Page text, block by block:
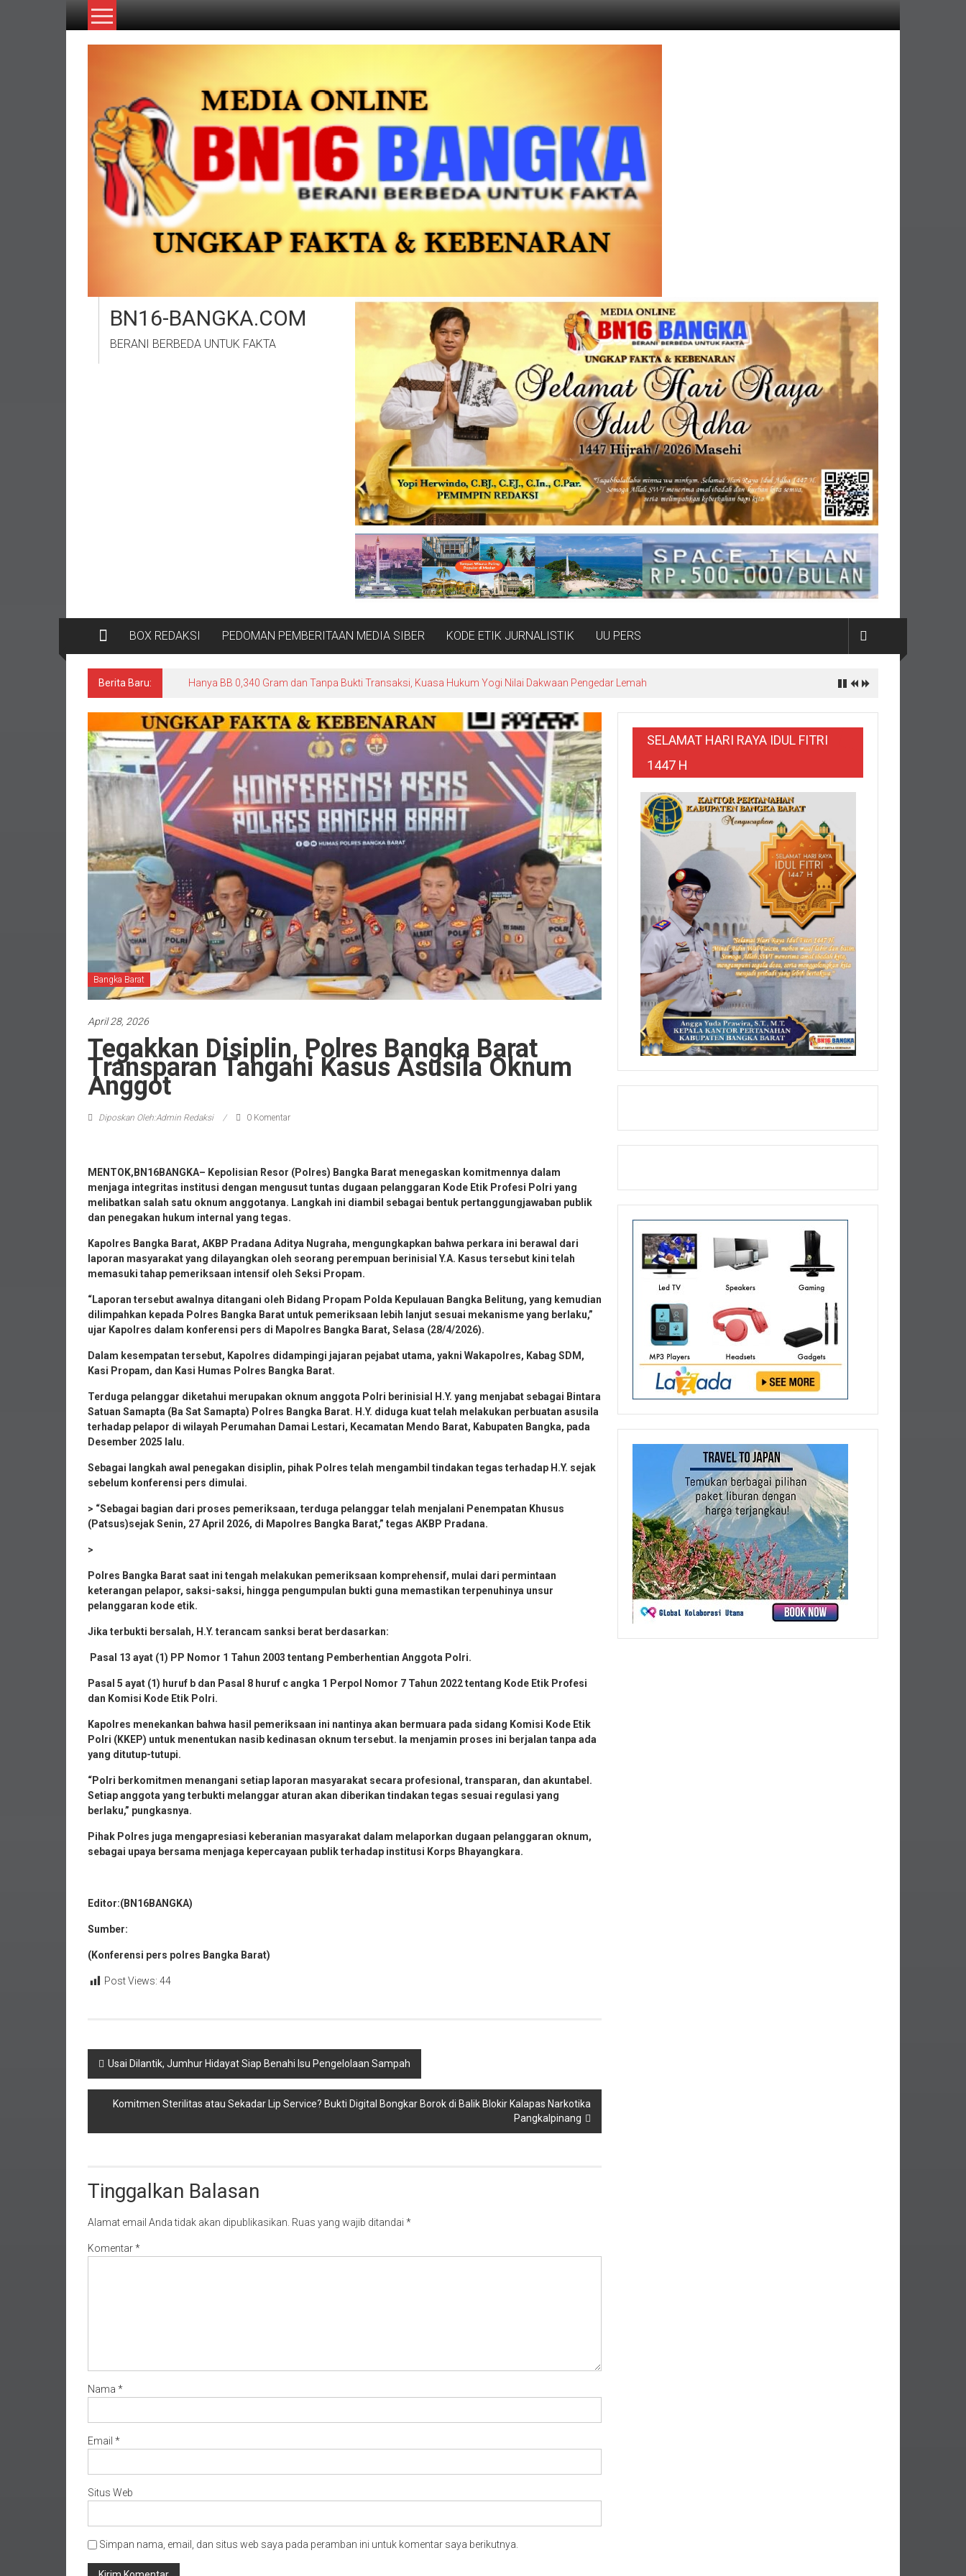
Lompat
BN16-BANGKA.COM
BERANI BERBEDA UNTUK FAKTA
BOX REDAKSI PEDOMAN PEMBERITAAN MEDIA SIBER KODE ETIK JURNALISTIK UU PERS
Berita Baru: Hanya BB 0,340 Gram dan Tanpa Bukti Transaksi, Kuasa Hukum Yogi Nilai Dakwaan Pengedar Lemah
Bangka Barat
April 28, 2026
Tegakkan Disiplin, Polres Bangka Barat
Transparan Tangani Kasus Asusila Oknum
Anggot
Diposkan Oleh:Admin Redaksi 0 Komentar
MENTOK,BN16BANGKA– Kepolisian Resor (Polres) Bangka Barat menegaskan komitmennya dalam
menjaga integritas institusi dengan mengusut tuntas dugaan pelanggaran Kode Etik Profesi Polri yang
melibatkan salah satu oknum anggotanya. Langkah ini diambil sebagai bentuk pertanggungjawaban publik
dan penegakan hukum internal yang tegas.
Kapolres Bangka Barat, AKBP Pradana Aditya Nugraha, mengungkapkan bahwa perkara ini berawal dari
laporan masyarakat yang dilayangkan oleh seorang perempuan berinisial Y.A. Kasus tersebut kini telah
memasuki tahap pemeriksaan intensif oleh Seksi Propam.
“Laporan tersebut awalnya ditangani oleh Bidang Propam Polda Kepulauan Bangka Belitung, yang kemudian
dilimpahkan kepada Polres Bangka Barat untuk pemeriksaan lebih lanjut sesuai mekanisme yang berlaku,”
ujar Kapolres dalam konferensi pers di Mapolres Bangka Barat, Selasa (28/4/2026).
Dalam kesempatan tersebut, Kapolres didampingi jajaran pejabat utama, yakni Wakapolres, Kabag SDM,
Kasi Propam, dan Kasi Humas Polres Bangka Barat.
Terduga pelanggar diketahui merupakan oknum anggota Polri berinisial H.Y. yang menjabat sebagai Bintara
Satuan Samapta (Ba Sat Samapta) Polres Bangka Barat. H.Y. diduga kuat telah melakukan perbuatan asusila
terhadap pelapor di wilayah Perumahan Damai Lestari, Kecamatan Mendo Barat, Kabupaten Bangka, pada
Desember 2025 lalu.
Sebagai langkah awal penegakan disiplin, pihak Polres telah mengambil tindakan tegas terhadap H.Y. sejak
sebelum konferensi pers dimulai.
> “Sebagai bagian dari proses pemeriksaan, terduga pelanggar telah menjalani Penempatan Khusus
(Patsus)sejak Senin, 27 April 2026, di Mapolres Bangka Barat,” tegas AKBP Pradana.
>
Polres Bangka Barat saat ini tengah melakukan pemeriksaan komprehensif, mulai dari permintaan
keterangan pelapor, saksi-saksi, hingga pengumpulan bukti guna memastikan terpenuhinya unsur
pelanggaran kode etik.
Jika terbukti bersalah, H.Y. terancam sanksi berat berdasarkan:
Pasal 13 ayat (1) PP Nomor 1 Tahun 2003 tentang Pemberhentian Anggota Polri.
Pasal 5 ayat (1) huruf b dan Pasal 8 huruf c angka 1 Perpol Nomor 7 Tahun 2022 tentang Kode Etik Profesi
dan Komisi Kode Etik Polri.
Kapolres menekankan bahwa hasil pemeriksaan ini nantinya akan bermuara pada sidang Komisi Kode Etik
Polri (KKEP) untuk menentukan nasib kedinasan oknum tersebut. Ia menjamin proses ini berjalan tanpa ada
yang ditutup-tutupi.
“Polri berkomitmen menangani setiap laporan masyarakat secara profesional, transparan, dan akuntabel.
Setiap anggota yang terbukti melanggar aturan akan diberikan tindakan tegas sesuai regulasi yang
berlaku,” pungkasnya.
Pihak Polres juga mengapresiasi keberanian masyarakat dalam melaporkan dugaan pelanggaran oknum,
sebagai upaya bersama menjaga kepercayaan publik terhadap institusi Korps Bhayangkara.
Editor:(BN16BANGKA)
Sumber:
(Konferensi pers polres Bangka Barat)
Post Views: 44
Navigasi
pos
Usai Dilantik, Jumhur Hidayat Siap Benahi Isu Pengelolaan Sampah
Komitmen Sterilitas atau Sekadar Lip Service? Bukti Digital Bongkar Borok di Balik Blokir Kalapas Narkotika
Pangkalpinang
Tinggalkan Balasan
Alamat email Anda tidak akan dipublikasikan. Ruas yang wajib ditandai *
Komentar*
Nama *
Email *
Situs Web
Simpan nama, email, dan situs web saya pada peramban ini untuk komentar saya berikutnya.
SELAMAT HARI RAYA IDUL FITRI
1447 H